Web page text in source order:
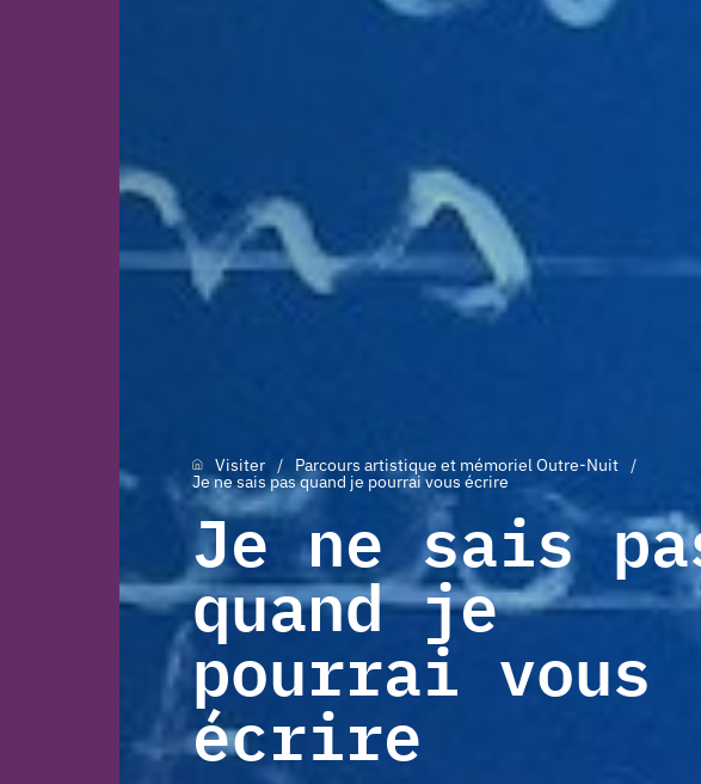
Visiter Parcours artistique et mémoriel Outre-Nuit
Je ne sais pas quand je pourrai vous écrire
Je ne sais
quand je
pourrai vous
écrire